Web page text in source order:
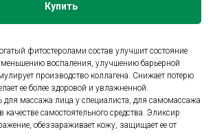
Купить
фитостеролами состав улучшит состояние
воспаления, улучшению барьерной
производство коллагена. Снижает потерю
ее более здоровой и увлажненной.
массажа лица у специалиста, для самомассажа
качестве самостоятельного средства. Эликсир
обеззараживает кожу, защищает ее от